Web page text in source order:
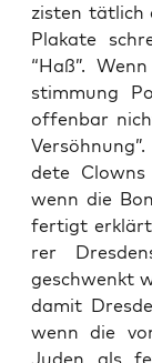
zis­ten tät­lich
Pla­ka­te
“Haß”.
stim­mung
offen­bar
de­te
wenn die
fer­tigt
rer
geschwenkt
damit
wenn die
Juden als